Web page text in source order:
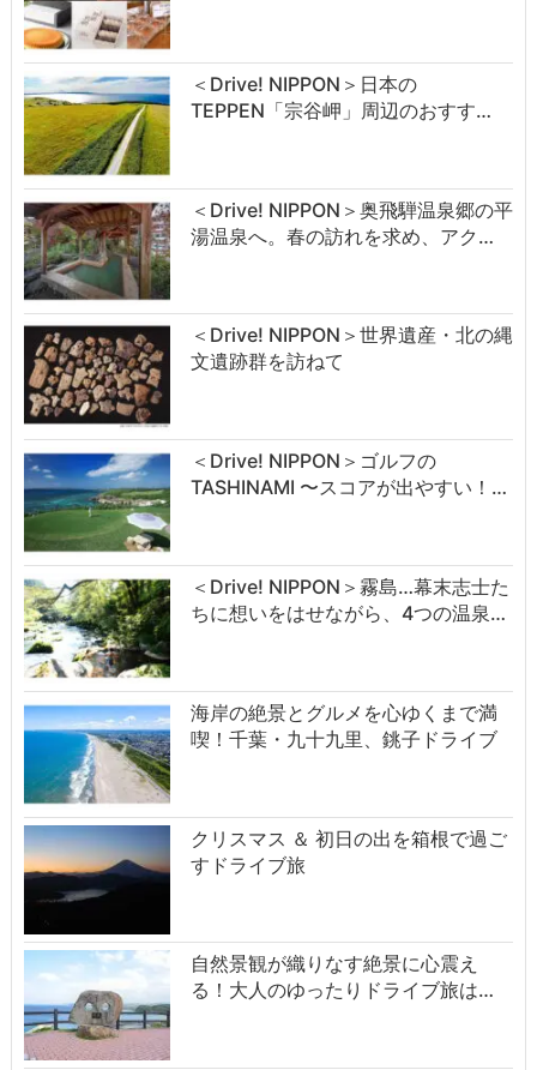
＜Drive! NIPPON＞日本の
TEPPEN「宗谷岬」周辺のおすす…
＜Drive! NIPPON＞奥飛騨温泉郷の平
湯温泉へ。春の訪れを求め、アク…
＜Drive! NIPPON＞世界遺産・北の縄
文遺跡群を訪ねて
＜Drive! NIPPON＞ゴルフの
TASHINAMI 〜スコアが出やすい！…
＜Drive! NIPPON＞霧島…幕末志士た
ちに想いをはせながら、4つの温泉…
海岸の絶景とグルメを心ゆくまで満
喫！千葉・九十九里、銚子ドライブ
クリスマス ＆ 初日の出を箱根で過ご
すドライブ旅
自然景観が織りなす絶景に心震え
る！大人のゆったりドライブ旅は…